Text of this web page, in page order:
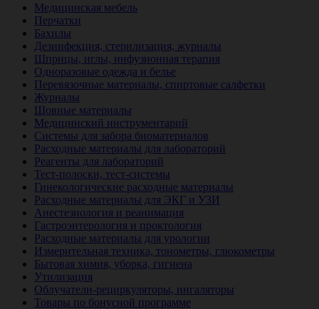
Медицинская мебель
Перчатки
Бахилы
Дезинфекция, стерилизация, журналы
Шприцы, иглы, инфузионная терапия
Одноразовые одежда и белье
Перевязочные материалы, спиртовые салфетки
Журналы
Шовные материалы
Медицинский инструментарий
Системы для забора биоматериалов
Расходные материалы для лабораторий
Реагенты для лабораторий
Тест-полоски, тест-системы
Гинекологические расходные материалы
Расходные материалы для ЭКГ и УЗИ
Анестезиология и реанимация
Гастроэнтерология и проктология
Расходные материалы для урологии
Измерительная техника, тонометры, глюкометры
Бытовая химия, уборка, гигиена
Утилизация
Облучатели-рециркуляторы, ингаляторы
Товары по бонусной программе